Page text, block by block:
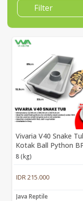
Vivaria V40 Snake
Kotak Ball Python
8 (kg)
IDR 215.000
Java Reptile